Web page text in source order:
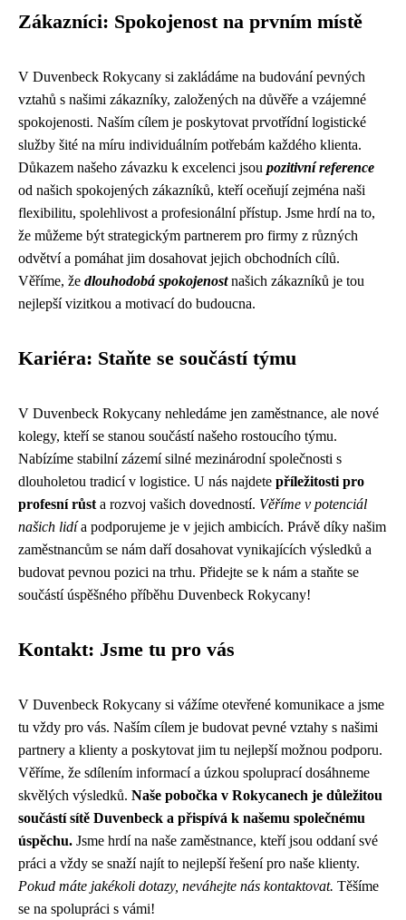
Zákazníci: Spokojenost na prvním místě
V Duvenbeck Rokycany si zakládáme na budování pevných
vztahů s našimi zákazníky, založených na důvěře a vzájemné
spokojenosti. Naším cílem je poskytovat prvotřídní logistické
služby šité na míru individuálním potřebám každého klienta.
Důkazem našeho závazku k excelenci jsou pozitivní reference
od našich spokojených zákazníků, kteří oceňují zejména naši
flexibilitu, spolehlivost a profesionální přístup. Jsme hrdí na to,
že můžeme být strategickým partnerem pro firmy z různých
odvětví a pomáhat jim dosahovat jejich obchodních cílů.
Věříme, že dlouhodobá spokojenostnašich zákazníků je tou
nejlepší vizitkou a motivací do budoucna.
Kariéra: Staňte se součástí týmu
V Duvenbeck Rokycany nehledáme jen zaměstnance, ale nové
kolegy, kteří se stanou součástí našeho rostoucího týmu.
Nabízíme stabilní zázemí silné mezinárodní společnosti s
dlouholetou tradicí v logistice. U nás najdete příležitosti pro
profesní růst a rozvoj vašich dovedností. Věříme v potenciál
našich lidía podporujeme je v jejich ambicích. Právě díky našim
zaměstnancům se nám daří dosahovat vynikajících výsledků a
budovat pevnou pozici na trhu. Přidejte se k nám a staňte se
součástí úspěšného příběhu Duvenbeck Rokycany!
Kontakt: Jsme tu pro vás
V Duvenbeck Rokycany si vážíme otevřené komunikace a jsme
tu vždy pro vás. Naším cílem je budovat pevné vztahy s našimi
partnery a klienty a poskytovat jim tu nejlepší možnou podporu.
Věříme, že sdílením informací a úzkou spoluprací dosáhneme
skvělých výsledků. Naše pobočka v Rokycanech je důležitou
součástí sítě Duvenbeck a přispívá k našemu společnému
úspěchu. Jsme hrdí na naše zaměstnance, kteří jsou oddaní své
práci a vždy se snaží najít to nejlepší řešení pro naše klienty.
Pokud máte jakékoli dotazy, neváhejte nás kontaktovat. Těšíme
se na spolupráci s vámi!